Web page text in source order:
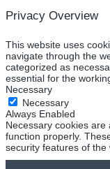
Privacy Overview
This website uses
navigate through the
categorized as
essential for the
Necessary
Necessary
Always Enabled
Necessary cookies
function properly.
security features of the